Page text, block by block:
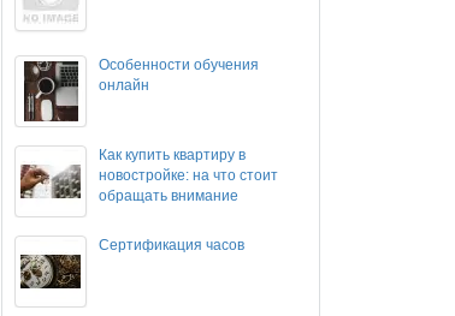
Особенности обучения
онлайн
Как купить квартиру в
новостройке: на что стоит
обращать внимание
Сертификация часов